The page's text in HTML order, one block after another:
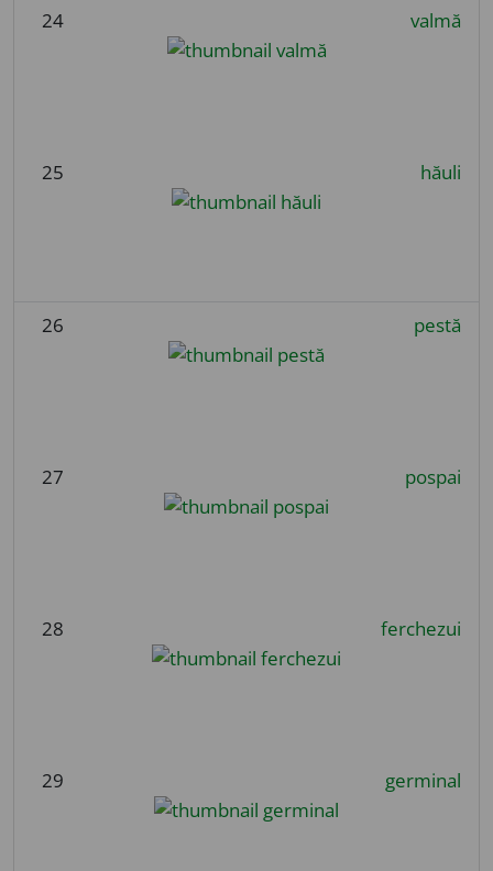
24 valmă
25 hăuli
26 pestă
27 pospai
28 ferchezui
29 germinal